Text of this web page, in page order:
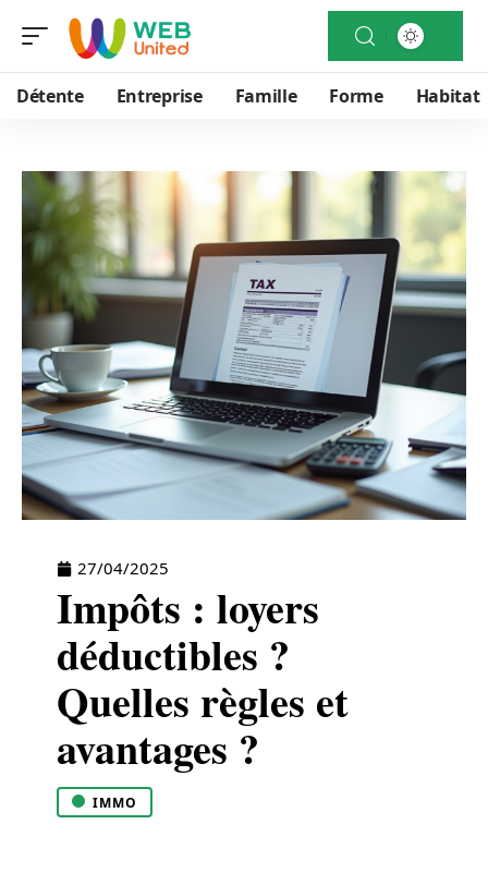
Détente Entreprise Famille Forme Habitat
27/04/2025
Impôts : loyers
déductibles ?
Quelles règles et
avantages ?
IMMO